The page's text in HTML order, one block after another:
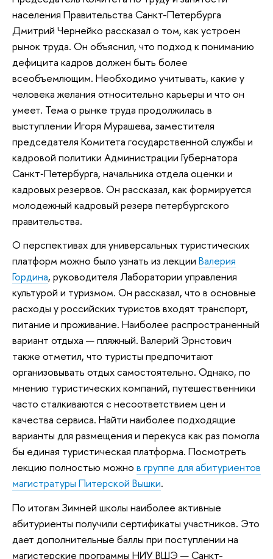
населения Правительства Санкт-Петербурга
Дмитрий Чернейко рассказал о том, как устроен
рынок труда. Он объяснил, что подход к пониманию
дефицита кадров должен быть более
всеобъемлющим. Необходимо учитывать, какие у
человека желания относительно карьеры и что он
умеет. Тема о рынке труда продолжилась в
выступлении Игоря Мурашева, заместителя
председателя Комитета государственной службы и
кадровой политики Администрации Губернатора
Санкт‑Петербурга, начальника отдела оценки и
кадровых резервов. Он рассказал, как формируется
молодежный кадровый резерв петербургского
правительства.
О перспективах для универсальных туристических
платформ можно было узнать из лекции Валерия
Гордина, руководителя Лаборатории управления
культурой и туризмом. Он рассказал, что в основные
расходы у российских туристов входят транспорт,
питание и проживание. Наиболее распространенный
вариант отдыха — пляжный. Валерий Эрнстович
также отметил, что туристы предпочитают
организовывать отдых самостоятельно. Однако, по
мнению туристических компаний, путешественники
часто сталкиваются с несоответствием цен и
качества сервиса. Найти наиболее подходящие
варианты для размещения и перекуса как раз помогла
бы единая туристическая платформа. Посмотреть
лекцию полностью можно в группе для абитуриентов
магистратуры Питерской Вышки.
По итогам Зимней школы наиболее активные
абитуриенты получили сертификаты участников. Это
дает дополнительные баллы при поступлении на
магистерские программы НИУ ВШЭ — Санкт-